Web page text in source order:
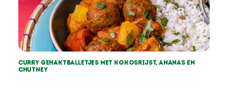
Curry gehaktballetjes met kokosrijst, ananas en
chutney